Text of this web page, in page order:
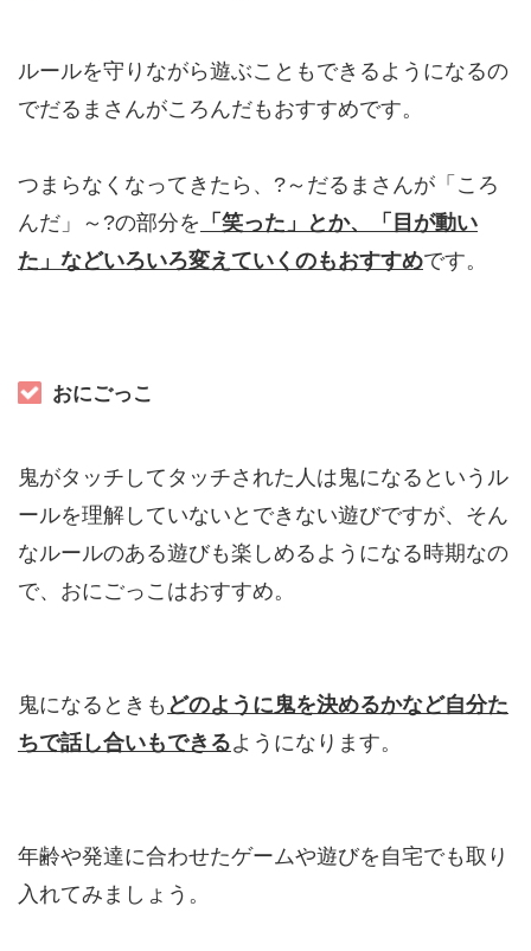
ルールを守りながら遊ぶこともできるようになるの
でだるまさんがころんだもおすすめです。
つまらなくなってきたら、?～だるまさんが「ころ
んだ」～?の部分を 「笑った」とか、「目が動い
た」 などいろいろ変えていくのもおすすめです。
おにごっこ
鬼がタッチしてタッチされた人は鬼になるというル
ールを理解していないとできない遊びですが、そん
なルールのある遊びも楽しめるようになる時期なの
で、おにごっこはおすすめ。
鬼になるときも どのように鬼を決めるかなど自分た
ちで話し合いもできるようになります。
年齢や発達に合わせたゲームや遊びを自宅でも取り
入れてみましょう。